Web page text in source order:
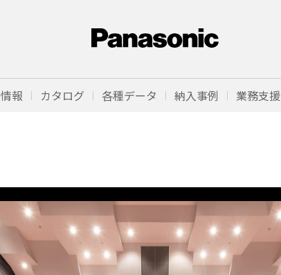
報 カタログ 各種データ 納入事例 業務支援